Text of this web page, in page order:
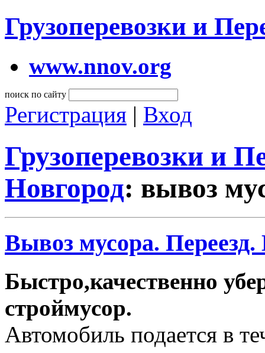
Грузоперевозки и
www.nnov.org
поиск по сайту
Регистрация | Вход
Грузоперевозки и
Новгород: вывоз
Вывоз мусора.
Быстро,качественно
строймусор.
Автомобиль подается в